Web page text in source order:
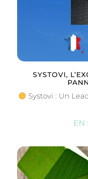
SYSTOVI,
Systovi : Un
EN